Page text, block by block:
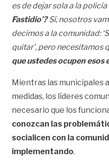
es de dejar sola a la
Fastidio’?Sí, nosotros
decimos a la comunidad:
quitar’, pero necesitamos
que ustedes ocupen esos
Mientras las municipales
medidas, los líderes
necesario que los
conozcan las
socialicen con la
implementando.